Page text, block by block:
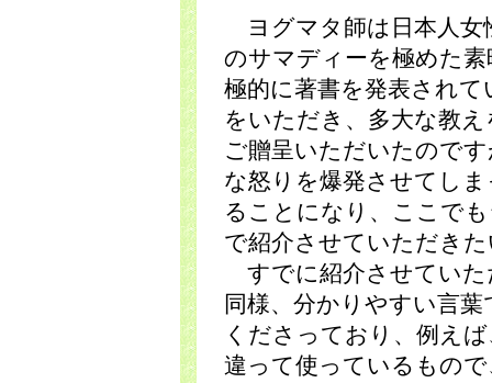
ヨグマタ師は日本人女
のサマディーを極めた
極的に著書を発表され
をいただき、多大な教
ご贈呈いただいたので
な怒りを爆発させてし
ることになり、ここで
で紹介させていただき
すでに紹介させていた
同様、分かりやすい言
くださっており、例え
違って使っているもの